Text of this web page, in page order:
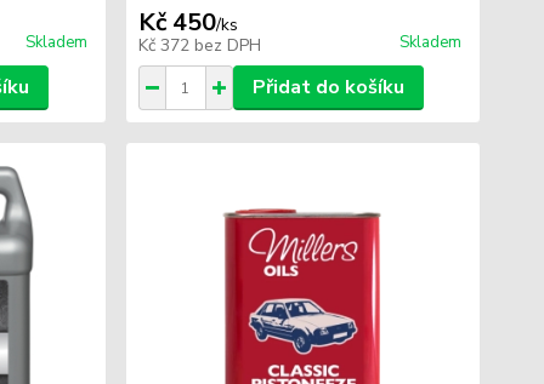
Skladem
Kč 450/ks
Kč 372 bez DPH Skladem
Přidat do košíku